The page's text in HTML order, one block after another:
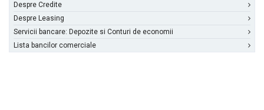
Despre Credite
Despre Leasing
Servicii bancare: Depozite si Conturi de economii
Lista bancilor comerciale